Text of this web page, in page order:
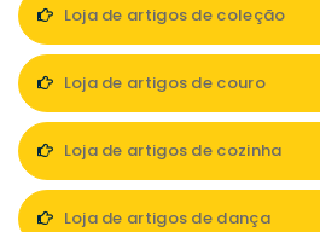
Loja de artigos de coleção
Loja de artigos de couro
Loja de artigos de cozinha
Loja de artigos de dança